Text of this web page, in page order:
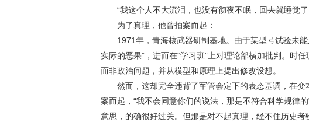
“我这个人不大流泪，也没有彻夜不眠，回去就睡觉了
为了真理，他曾拍案而起：
1971年，青海核武器研制基地。由于某型号试验未能
实际的恶果”，进而在“学习班”上对理论部横加批判。时
而非政治问题，并从模型和原理上提出修改设想。
然而，这却完全违背了军管会定下的表态基调，在变
案而起，“我不会同意你们的说法，那是不符合科学规律
意思，的确很好过关。但那是对不起真理，经不住历史